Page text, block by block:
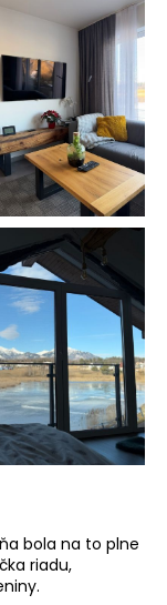
bola na to plne
riadu,